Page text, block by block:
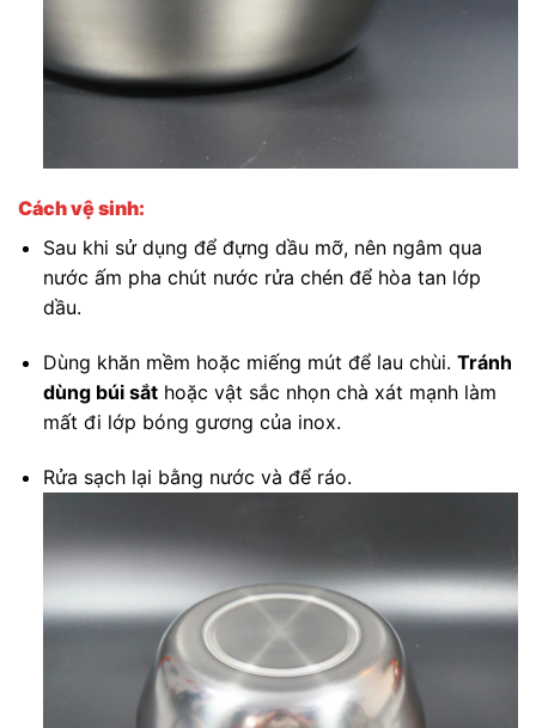
Cách vệ sinh:
Sau khi sử dụng để đựng dầu mỡ, nên ngâm qua
nước ấm pha chút nước rửa chén để hòa tan lớp
dầu.
Dùng khăn mềm hoặc miếng mút để lau chùi. Tránh
dùng búi sắthoặc vật sắc nhọn chà xát mạnh làm
mất đi lớp bóng gương của inox.
Rửa sạch lại bằng nước và để ráo.